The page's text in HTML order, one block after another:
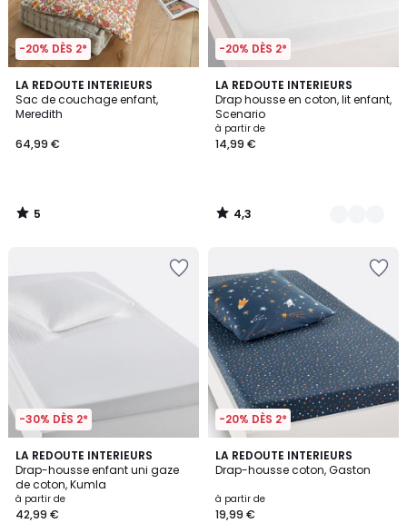
-20% DÈS 2*
LA REDOUTE INTERIEURS
Sac de couchage enfant,
Meredith
64,99 €
5
/
5
5
/
-20% DÈS 2*
LA REDOUTE INTERIEURS
Drap housse en coton, lit enfant,
Scenario
à partir de
14,99 €
4,3
/ 5
20
Couleurs
4,3
/
-30% DÈS 2*
LA REDOUTE INTERIEURS
Drap-housse enfant uni gaze
de coton, Kumla
à partir de
42,99 €
3
/
5
16
Couleurs
-20% DÈS 2*
LA REDOUTE INTERIEURS
Drap-housse coton, Gaston
à partir de
19,99 €
4,4
/ 5